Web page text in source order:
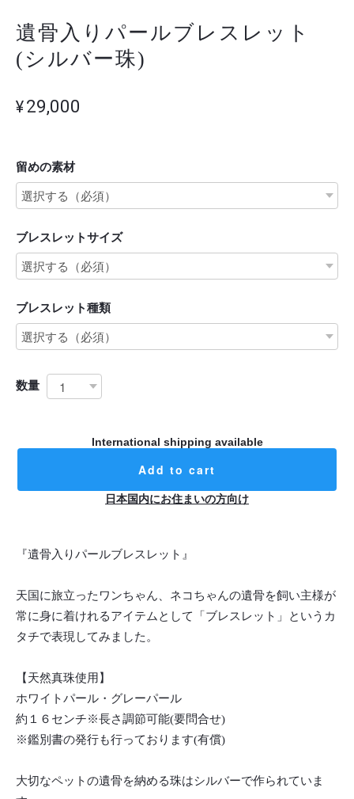
遺骨入りパールブレスレット
(シルバー珠)
¥29,000
留めの素材
ブレスレットサイズ
ブレスレット種類
数量
International shipping available
Add to cart
日本国内にお住まいの方向け
『遺骨入りパールブレスレット』
天国に旅立ったワンちゃん、ネコちゃんの遺骨を飼い主様が
常に身に着けれるアイテムとして「ブレスレット」というカ
タチで表現してみました。
【天然真珠使用】
ホワイトパール・グレーパール
約１６センチ※長さ調節可能(要問合せ)
※鑑別書の発行も行っております(有償)
大切なペットの遺骨を納める珠はシルバーで作られていま